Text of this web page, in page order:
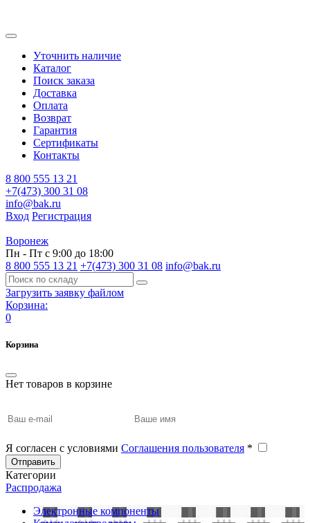
Уточнить наличие
Каталог
Поиск заказа
Доставка
Оплата
Возврат
Гарантия
Сертификаты
Контакты
8 800 555 13 21
+7(473) 300 31 08
info@bak.ru
Вход Регистрация
Воронеж
Пн - Пт с 9:00 до 18:00
8 800 555 13 21 +7(473) 300 31 08 info@bak.ru
Загрузить заявку файлом
Корзина:
0
Корзина
Нет товаров в корзине
Я согласен с условиями Соглашения пользователя *
Отправить
Категории
Распродажа
Электронные компоненты